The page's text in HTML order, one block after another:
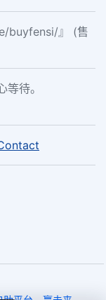
buyfensi/』 (售
待。